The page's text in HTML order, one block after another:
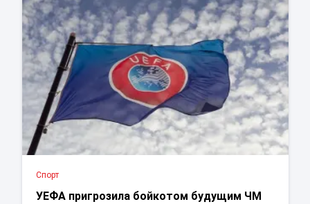
Спорт
УЕФА пригрозила бойкотом будущим ЧМ